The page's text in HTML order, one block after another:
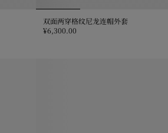
双面两穿格纹尼龙连帽外套
¥6,300.00